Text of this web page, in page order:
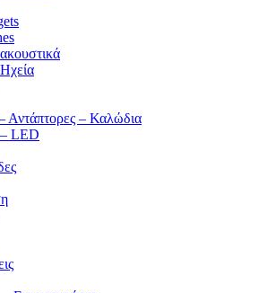
Αντάπτορες – Καλώδια
LED